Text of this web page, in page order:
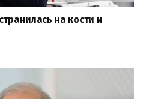
на кости и